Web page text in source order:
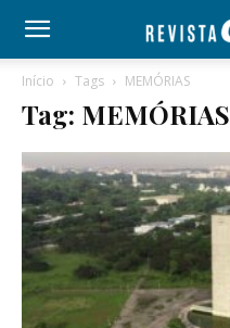
Início Tags MEMÓRIAS
Tag: MEMÓRIAS